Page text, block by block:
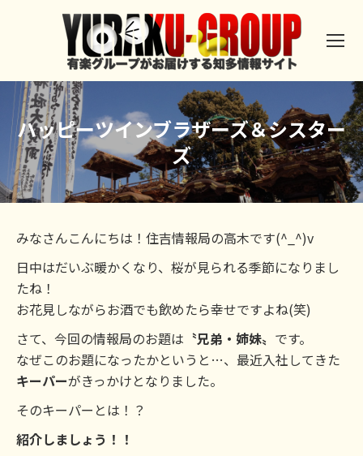
ハッピーツインブラザーズ＆シスター
ズ
みなさんこんにちは！住吉情報局の高木です(^_^)v
日中はだいぶ暖かくなり、桜が見られる季節になりまし
たね！
お花見しながらお酒でも飲めたら幸せですよね(笑)
さて、今回の情報局のお題は 〝兄弟・姉妹〟 です。
なぜこのお題になったかというと…、最近入社してきた
キーパーがきっかけとなりました。
そのキーパーとは！？
紹介しましょう！！